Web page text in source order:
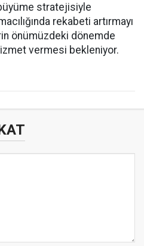
stratejisiyle
rekabeti artırmayı
önümüzdeki dönemde
vermesi bekleniyor.